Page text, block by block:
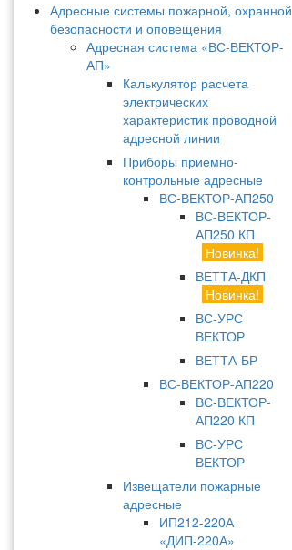
Адресные системы пожарной, охранной
безопасности и оповещения
Адресная система «ВС-ВЕКТОР-
АП»
Калькулятор расчета
электрических
характеристик проводной
адресной линии
Приборы приемно-
контрольные адресные
ВС-ВЕКТОР-АП250
ВС-ВЕКТОР-
АП250 КП
Новинка!
ВЕТТА-ДКП
Новинка!
ВС-УРС
ВЕКТОР
ВЕТТА-БР
ВС-ВЕКТОР-АП220
ВС-ВЕКТОР-
АП220 КП
ВС-УРС
ВЕКТОР
Извещатели пожарные
адресные
ИП212-220А
«ДИП-220А»